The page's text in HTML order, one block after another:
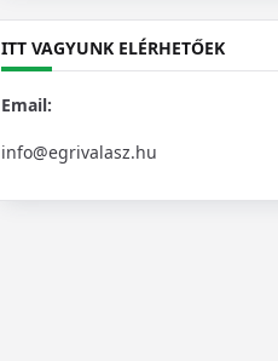
ITT VAGYUNK ELÉRHETŐEK
Email:
info@egrivalasz.hu